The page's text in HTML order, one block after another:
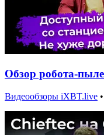
Обзор робота-
Видеообзоры iXBT.live •